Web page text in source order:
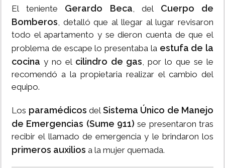
El teniente Gerardo Beca, del Cuerpo de
Bomberos, detalló que al llegar al lugar revisaron
todo el apartamento y se dieron cuenta de que el
problema de escape lo presentaba la estufa de la
cocina y no el cilindro de gas, por lo que se le
recomendó a la propietaria realizar el cambio del
equipo.
Los paramédicos del Sistema Único de Manejo
de Emergencias (Sume 911) se presentaron tras
recibir el llamado de emergencia y le brindaron los
primeros auxilios a la mujer quemada.